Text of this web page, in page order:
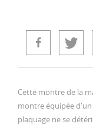
Cette montre de la
montre équipée
plaquage ne se